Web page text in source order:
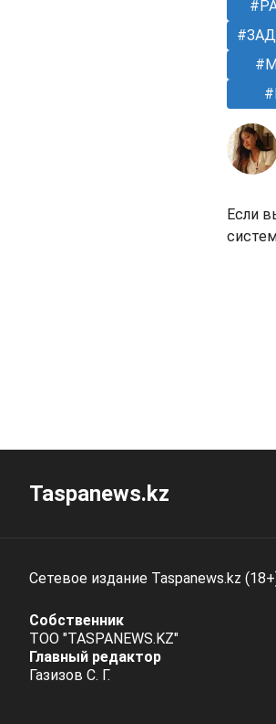
Если
Taspanews.kz
Сетевое издание Taspanews.kz
Собственник
ТОО "TASPANEWS.KZ"
Главный редактор
Газизов С. Г.